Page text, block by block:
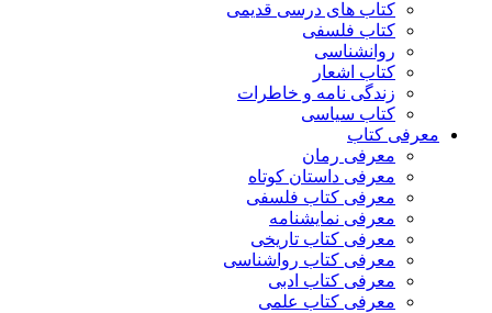
کتاب های درسی قدیمی
کتاب فلسفی
روانشناسی
کتاب اشعار
زندگی نامه و خاطرات
کتاب سیاسی
معرفی کتاب
معرفی رمان
معرفی داستان کوتاه
معرفی کتاب فلسفی
معرفی نمایشنامه
معرفی کتاب تاریخی
معرفی کتاب رواشناسی
معرفی کتاب ادبی
معرفی کتاب علمی